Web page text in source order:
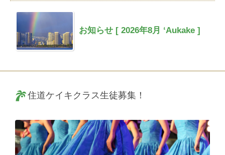
お知らせ [ 2026年8月 ‘Aukake ]
住道ケイキクラス生徒募集！